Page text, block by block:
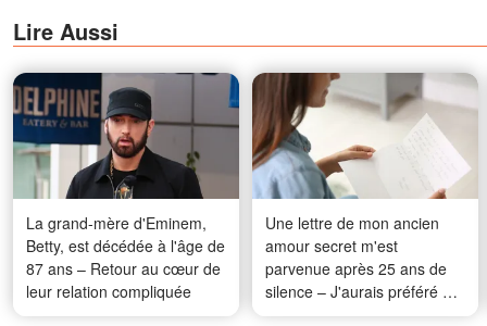
Lire Aussi
La grand-mère d'Eminem,
Betty, est décédée à l'âge de
87 ans – Retour au cœur de
leur relation compliquée
Une lettre de mon ancien
amour secret m'est
parvenue après 25 ans de
silence – J'aurais préféré ne
jamais l'avoir ouverte